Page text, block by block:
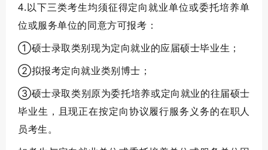
4.以下三类考生均须征得定向就业单位或委托培养单
位或服务单位的同意方可报考 ：
①硕士录取类别现为定向就业的应届硕士毕业生；
②拟报考定向就业类别博士；
③硕士录取类别原为委托培养或定向就业的往届硕士
毕业生，且现正在按定向协议履行服务义务的在职人
员考生。